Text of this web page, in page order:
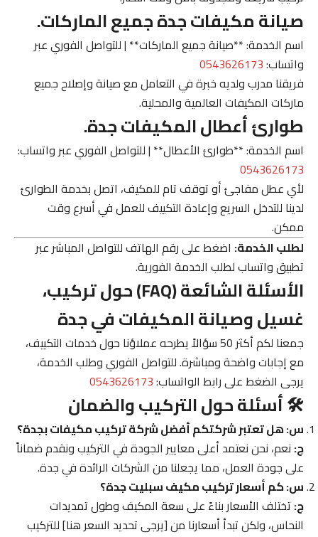
صيانة مكيفات جدة جميع الماركات.
اسم الخدمة: **صيانة جميع الماركات** | للتواصل الفوري عبر
واتساب:0543626173
فريقنا مدرب ولديه خبرة في التعامل مع صيانة وإصلاح جميع
ماركات المكيفات العالمية والمحلية.
طوارئ أعطال المكيفات جدة.
اسم الخدمة: **طوارئ الأعطال** | للتواصل الفوري عبر واتساب:
0543626173
لأي عطل مفاجئ أو توقف تام للمكيف، اتصل بخدمة الطوارئ
لدينا للتدخل السريع وإعادة التكييف للعمل في أسرع وقت
ممكن.
لطلب الخدمة: اضغط على رقم الهاتف للتواصل المباشر عبر
تطبيق واتساب لطلب الخدمة الفورية.
الأسئلة الشائعة (FAQ) حول تركيب،
غسيل وصيانة المكيفات في جدة
جمعنا لكم أكثر 50 سؤالاً يطرحه عملاؤنا حول خدمات التكييف،
مع إجابات واضحة ومباشرة. للتواصل الفوري وطلب الخدمة،
يرجى الضغط على رابط الواتساب:0543626173
🛠️ أسئلة حول التركيب والضمان
س: هل تعتبر شركتكم أفضل شركة تركيب مكيفات بجدة؟
ج: نعم، نحن نعتمد أعلى معايير الجودة في التركيب ونقدم ضماناً
على جودة العمل، مما يجعلنا من الشركات الرائدة في جدة.
س: كم أسعار تركيب مكيف سبليت جدة؟
ج: تختلف الأسعار بناءً على سعة المكيف وطول تمديدات
النحاس، ولكن تبدأ أسعارنا من [يرجى تحديد السعر هنا] للتركيب